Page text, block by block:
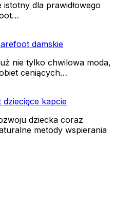
istotny dla prawidłowego
damskie
nie tylko chwilowa moda,
ceniących…
dziecięce kapcie
dziecka coraz
metody wspierania